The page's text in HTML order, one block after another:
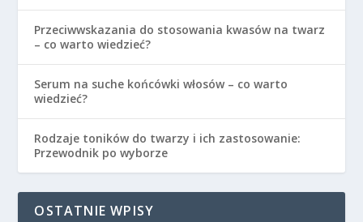
Przeciwwskazania do stosowania kwasów na twarz
– co warto wiedzieć?
Serum na suche końcówki włosów – co warto
wiedzieć?
Rodzaje toników do twarzy i ich zastosowanie:
Przewodnik po wyborze
OSTATNIE WPISY